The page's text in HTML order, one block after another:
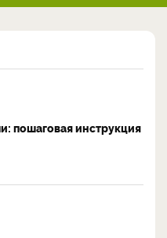
пошаговая инструкция